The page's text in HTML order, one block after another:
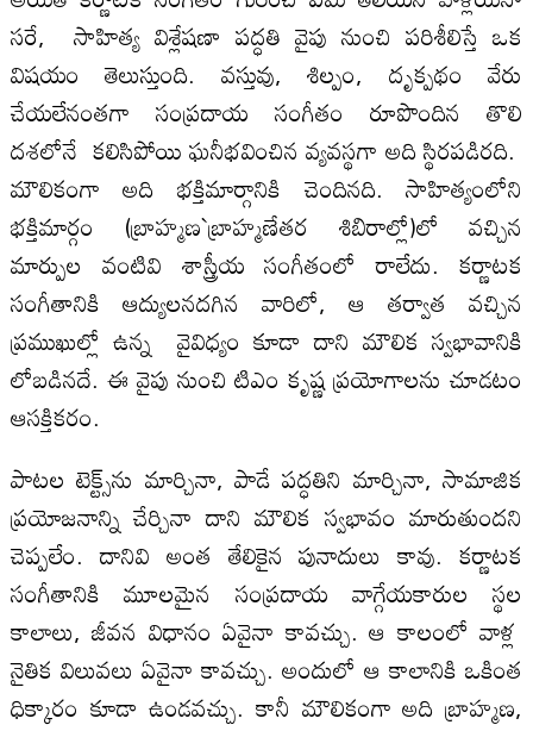
సరే, సాహిత్య విశ్లేషణా పద్ధతి వైపు నుంచి పరిశీలిస్తే ఒక
విషయం తెలుస్తుంది. వస్తువు, శిల్పం, దృక్పథం వేరు
చేయలేనంతగా సంప్రదాయ సంగీతం రూపొందిన తొలి
దశలోనే కలిసిపోయి ఘనీభవించిన వ్యవస్థగా అది స్థిరపడిరది.
మౌలికంగా అది భక్తిమార్గానికి చెందినది. సాహిత్యంలోని
భక్తిమార్గం (బ్రాహ్మణ`బ్రాహ్మణేతర శిబిరాల్లో)లో వచ్చిన
మార్పుల వంటివి శాస్త్రీయ సంగీతంలో రాలేదు. కర్ణాటక
సంగీతానికి ఆద్యులనదగిన వారిలో, ఆ తర్వాత వచ్చిన
ప్రముఖుల్లో ఉన్న వైవిధ్యం కూడా దాని మౌలిక స్వభావానికి
లోబడినదే. ఈ వైపు నుంచి టిఎం కృష్ణ ప్రయోగాలను చూడటం
ఆసక్తికరం.
పాటల టెక్ట్స్‌ను మార్చినా, పాడే పద్ధతిని మార్చినా, సామాజిక
ప్రయోజనాన్ని చేర్చినా దాని మౌలిక స్వభావం మారుతుందని
చెప్పలేం. దానివి అంత తేలికైన పునాదులు కావు. కర్ణాటక
సంగీతానికి మూలమైన సంప్రదాయ వాగ్గేయకారుల స్థల
కాలాలు, జీవన విధానం ఏవైనా కావచ్చు. ఆ కాలంలో వాళ్ల
నైతిక విలువలు ఏవైనా కావచ్చు. అందులో ఆ కాలానికి ఒకింత
ధిక్కారం కూడా ఉండవచ్చు. కానీ మౌలికంగా అది బ్రాహ్మణ,